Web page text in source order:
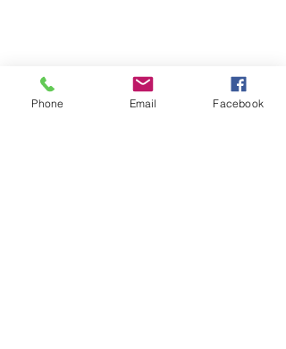
EstatalPhone Email Facebook